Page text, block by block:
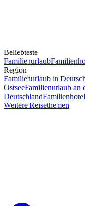
Beliebteste
Familienurlaub
Region
Familienurlaub in
OstseeFamilienurlaub an
Deutschland
Weitere Reisethemen